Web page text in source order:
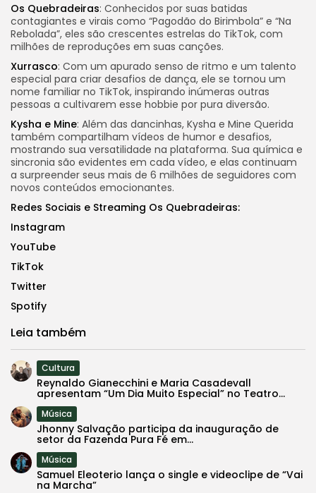
Os Quebradeiras: Conhecidos por suas batidas
contagiantes e virais como “Pagodão do Birimbola” e “Na
Rebolada”, eles são crescentes estrelas do TikTok, com
milhões de reproduções em suas canções.
Xurrasco: Com um apurado senso de ritmo e um talento
especial para criar desafios de dança, ele se tornou um
nome familiar no TikTok, inspirando inúmeras outras
pessoas a cultivarem esse hobbie por pura diversão.
Kysha e Mine: Além das dancinhas, Kysha e Mine Querida
também compartilham vídeos de humor e desafios,
mostrando sua versatilidade na plataforma. Sua química e
sincronia são evidentes em cada vídeo, e elas continuam
a surpreender seus mais de 6 milhões de seguidores com
novos conteúdos emocionantes.
Redes Sociais e Streaming Os Quebradeiras:
Instagram
YouTube
TikTok
Twitter
Spotify
Leia também
Cultura
Reynaldo Gianecchini e Maria Casadevall
apresentam “Um Dia Muito Especial” no Teatro...
Música
Jhonny Salvação participa da inauguração de
setor da Fazenda Pura Fé em...
Música
Samuel Eleoterio lança o single e videoclipe de “Vai
na Marcha”